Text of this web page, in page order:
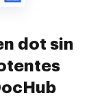
dot sin